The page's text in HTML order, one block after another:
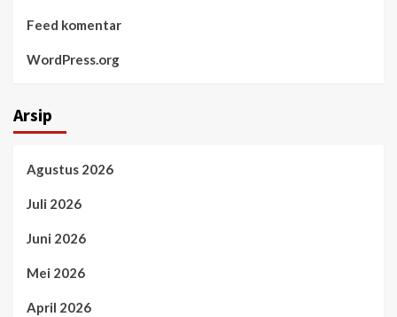
Feed komentar
WordPress.org
Arsip
Agustus 2026
Juli 2026
Juni 2026
Mei 2026
April 2026